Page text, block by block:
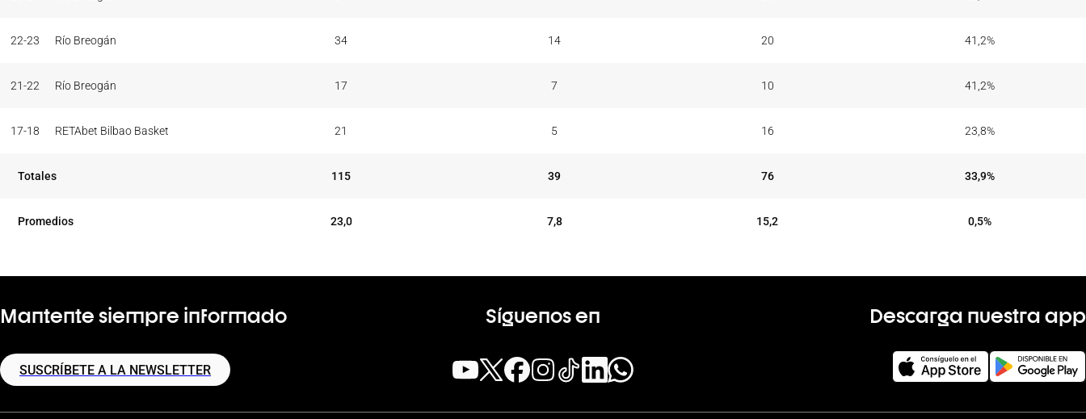
22-23 Río Breogán 34 14 20 41,2%
21-22 Río Breogán 17 7 10 41,2%
17-18 RETAbet Bilbao Basket 21 5 16 23,8%
Totales 115 39 76 33,9%
Promedios 23,0 7,8 15,2 0,5%
Mantente siempre informado
SUSCRÍBETE A LA NEWSLETTER
Síguenos en Descarga nuestra app